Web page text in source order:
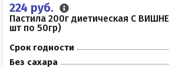
224 руб.
Пастила 200г диетическая С
шт по 50гр)
Срок годности
Без сахара